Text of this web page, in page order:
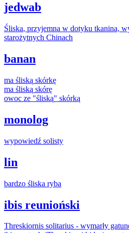
jedwab
Śliska, przyjemna w dotyku tkanina,
starożytnych Chinach
banan
ma śliską skórkę
ma śliską skórę
owoc ze "śliską" skórką
monolog
wypowiedź solisty
lin
bardzo śliska ryba
ibis reunioński
Threskiornis solitarius - wymarły